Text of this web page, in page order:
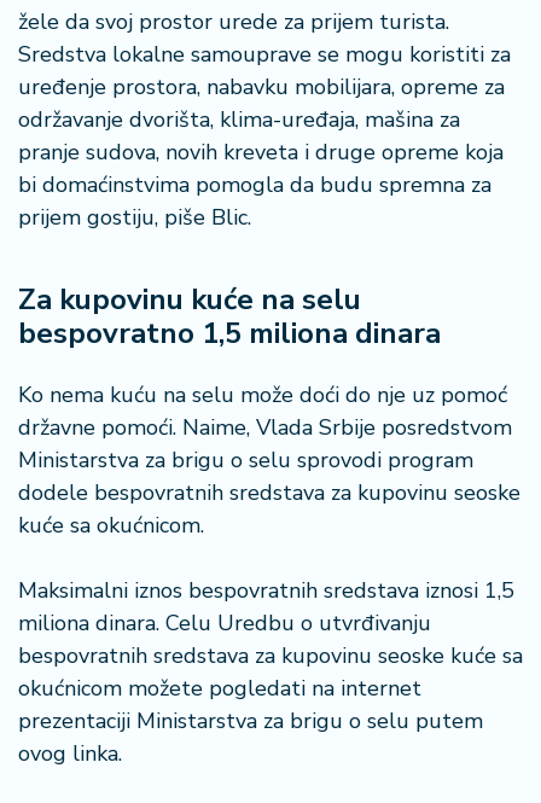
žele da svoj prostor urede za prijem turista.
Sredstva lokalne samouprave se mogu koristiti za
uređenje prostora, nabavku mobilijara, opreme za
održavanje dvorišta, klima-uređaja, mašina za
pranje sudova, novih kreveta i druge opreme koja
bi domaćinstvima pomogla da budu spremna za
prijem gostiju, piše Blic.
Za kupovinu kuće na selu
bespovratno 1,5 miliona dinara
Ko nema kuću na selu može doći do nje uz pomoć
državne pomoći. Naime, Vlada Srbije posredstvom
Ministarstva za brigu o selu sprovodi program
dodele bespovratnih sredstava za kupovinu seoske
kuće sa okućnicom.
Maksimalni iznos bespovratnih sredstava iznosi 1,5
miliona dinara. Celu Uredbu o utvrđivanju
bespovratnih sredstava za kupovinu seoske kuće sa
okućnicom možete pogledati na internet
prezentaciji Ministarstva za brigu o selu putem
ovog linka.